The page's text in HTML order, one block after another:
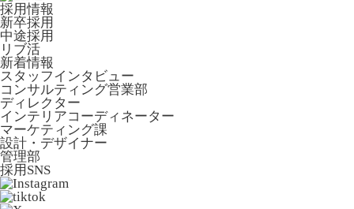
採用情報
新卒採用
中途採用
リブ活
新着情報
スタッフインタビュー
コンサルティング営業部
ディレクター
インテリアコーディネーター
マーケティング課
設計・デザイナー
管理部
採用SNS